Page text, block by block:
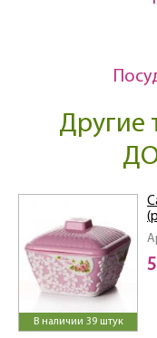
Другие
В наличии 39 штук